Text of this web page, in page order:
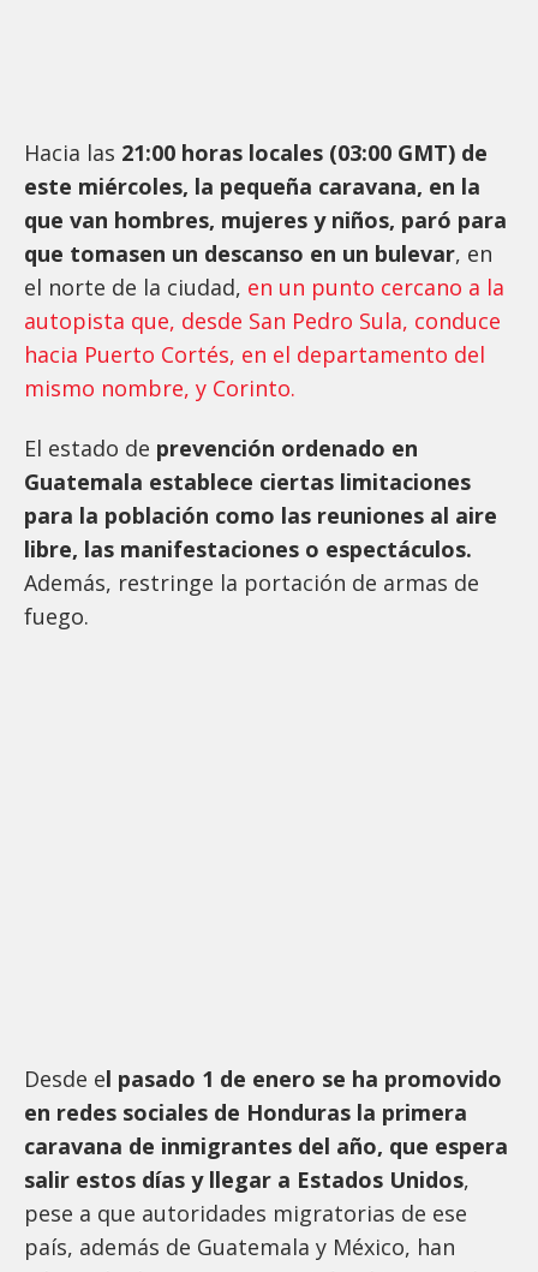
Hacia las 21:00 horas locales (03:00 GMT) de
este miércoles, la pequeña caravana, en la
que van hombres, mujeres y niños, paró para
que tomasen un descanso en un bulevar, en
el norte de la ciudad, en un punto cercano a la
autopista que, desde San Pedro Sula, conduce
hacia Puerto Cortés, en el departamento del
mismo nombre, y Corinto.
El estado de prevención ordenado en
Guatemala establece ciertas limitaciones
para la población como las reuniones al aire
libre, las manifestaciones o espectáculos.
Además, restringe la portación de armas de
fuego.
Desde el pasado 1 de enero se ha promovido
en redes sociales de Honduras la primera
caravana de inmigrantes del año, que espera
salir estos días y llegar a Estados Unidos,
pese a que autoridades migratorias de ese
país, además de Guatemala y México, han